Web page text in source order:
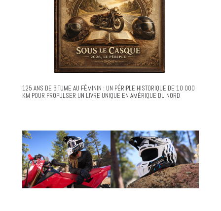
125 ANS DE BITUME AU FÉMININ : UN PÉRIPLE HISTORIQUE DE 10 000
KM POUR PROPULSER UN LIVRE UNIQUE EN AMÉRIQUE DU NORD